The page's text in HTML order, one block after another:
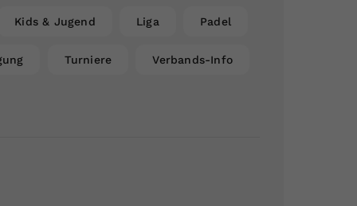
Kids & Jugend Liga Padel
Turniere Verbands-Info